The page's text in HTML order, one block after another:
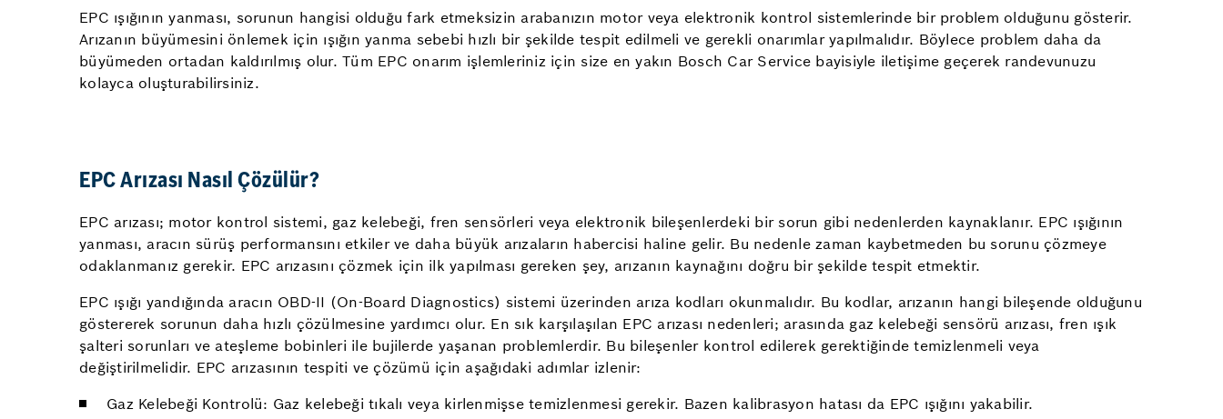
EPC ışığının yanması, sorunun hangisi olduğu fark etmeksizin arabanızın motor veya elektronik kontrol sistemlerinde bir problem olduğunu gösterir.
Arızanın büyümesini önlemek için ışığın yanma sebebi hızlı bir şekilde tespit edilmeli ve gerekli onarımlar yapılmalıdır. Böylece problem daha da
büyümeden ortadan kaldırılmış olur. Tüm EPC onarım işlemleriniz için size en yakın Bosch Car Service bayisiyle iletişime geçerek randevunuzu
kolayca oluşturabilirsiniz.
EPC Arızası Nasıl Çözülür?
EPC arızası; motor kontrol sistemi, gaz kelebeği, fren sensörleri veya elektronik bileşenlerdeki bir sorun gibi nedenlerden kaynaklanır. EPC ışığının
yanması, aracın sürüş performansını etkiler ve daha büyük arızaların habercisi haline gelir. Bu nedenle zaman kaybetmeden bu sorunu çözmeye
odaklanmanız gerekir. EPC arızasını çözmek için ilk yapılması gereken şey, arızanın kaynağını doğru bir şekilde tespit etmektir.
EPC ışığı yandığında aracın OBD-II (On-Board Diagnostics) sistemi üzerinden arıza kodları okunmalıdır. Bu kodlar, arızanın hangi bileşende olduğunu
göstererek sorunun daha hızlı çözülmesine yardımcı olur. En sık karşılaşılan EPC arızası nedenleri; arasında gaz kelebeği sensörü arızası, fren ışık
şalteri sorunları ve ateşleme bobinleri ile bujilerde yaşanan problemlerdir. Bu bileşenler kontrol edilerek gerektiğinde temizlenmeli veya
değiştirilmelidir. EPC arızasının tespiti ve çözümü için aşağıdaki adımlar izlenir:
Gaz Kelebeği Kontrolü: Gaz kelebeği tıkalı veya kirlenmişse temizlenmesi gerekir. Bazen kalibrasyon hatası da EPC ışığını yakabilir.